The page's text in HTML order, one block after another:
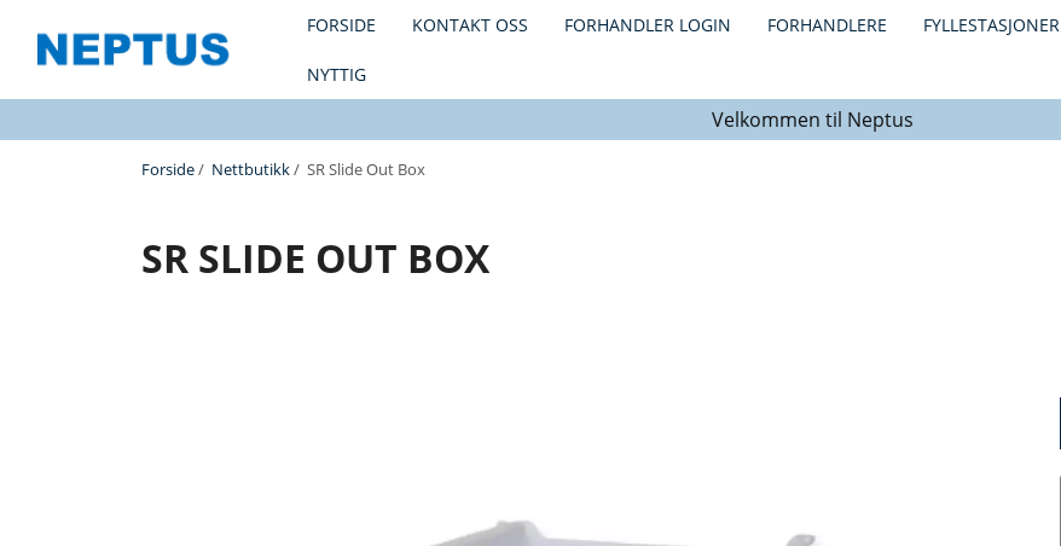
FORSIDE KONTAKT OSS FORHANDLER LOGIN FORHANDLERE FYLLESTASJONER
NYTTIG
Velkommen til Neptus
Forside/ Nettbutikk/ SR Slide Out Box
SR SLIDE OUT BOX